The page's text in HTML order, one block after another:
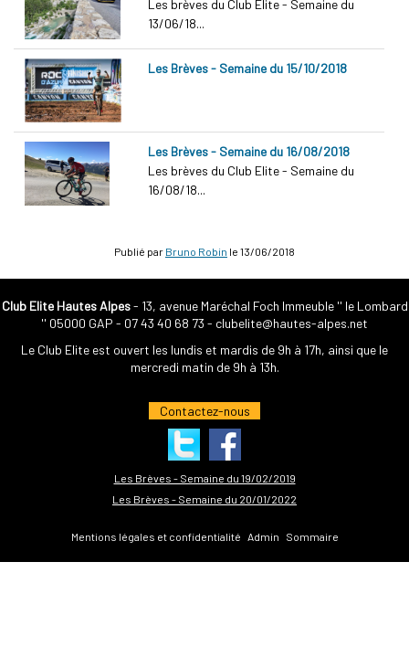
Les brèves du Club Elite - Semaine du
13/06/18...
Les Brèves - Semaine du 15/10/2018
Les Brèves - Semaine du 16/08/2018
Les brèves du Club Elite - Semaine du
16/08/18...
Publié par Bruno Robin le 13/06/2018
Club Elite Hautes Alpes- 13, avenue Maréchal Foch Immeuble '' le Lombard
'' 05000 GAP - 07 43 40 68 73 - clubelite@hautes-alpes.net
Le Club Elite est ouvert les lundis et mardis de 9h à 17h, ainsi que le
mercredi matin de 9h à 13h.
Contactez-nous
Les Brèves - Semaine du 19/02/2019
Les Brèves - Semaine du 20/01/2022
Mentions légales et confidentialité Admin Sommaire